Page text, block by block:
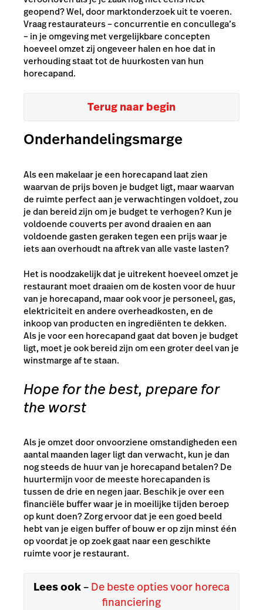
geopend? Wel, door marktonderzoek uit te voeren.
Vraag restaurateurs – concurrentie en concullega’s
– in je omgeving met vergelijkbare concepten
hoeveel omzet zij ongeveer halen en hoe dat in
verhouding staat tot de huurkosten van hun
horecapand.
Terug naar begin
Onderhandelingsmarge
Als een makelaar je een horecapand laat zien
waarvan de prijs boven je budget ligt, maar waarvan
de ruimte perfect aan je verwachtingen voldoet, zou
je dan bereid zijn om je budget te verhogen? Kun je
voldoende couverts per avond draaien en aan
voldoende gasten geraken tegen een prijs waar je
iets aan overhoudt na aftrek van alle vaste lasten?
Het is noodzakelijk dat je uitrekent hoeveel omzet je
restaurant moet draaienom de kosten voor de huur
van je horecapand, maar ook voor je personeel, gas,
elektriciteit en andere overheadkosten, en de
inkoop van producten en ingrediënten te dekken.
Als je voor een horecapand gaat dat boven je budget
ligt, moet je ook bereid zijn om een groter deel van je
winstmarge af te staan.
Hope for the best, prepare for
the worst
Als je omzet door onvoorziene omstandigheden een
aantal maanden lager ligt dan verwacht, kun je dan
nog steeds de huur van je horecapand betalen? De
huurtermijn voor de meeste horecapanden is
tussen de drie en negen jaar. Beschik je over een
financiële buffer waar je in moeilijke tijden beroep
op kunt doen? Zorg ervoor dat je een goed beeld
hebt van je eigen buffer of bouw er op zijn minst één
op voordat je op zoek gaat naar een geschikte
ruimte voor je restaurant.
Lees ook– De beste opties voor horeca
financiering